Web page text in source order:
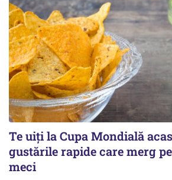
Te uiți la Cupa Mondială
gustările rapide care merg
meci